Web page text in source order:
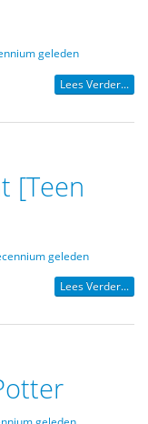
geleden
Lees Verder...
[Teen
geleden
Lees Verder...